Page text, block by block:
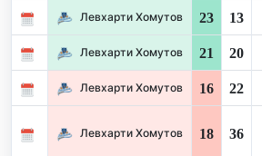
Левхарти Хомутов 23 13
Левхарти Хомутов 21 20
Левхарти Хомутов 16 22
Левхарти Хомутов 18 36